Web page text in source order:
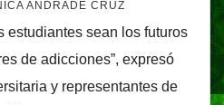
ANDRADE CRUZ
estudiantes sean los futuros
de adicciones”, expresó
y representantes de